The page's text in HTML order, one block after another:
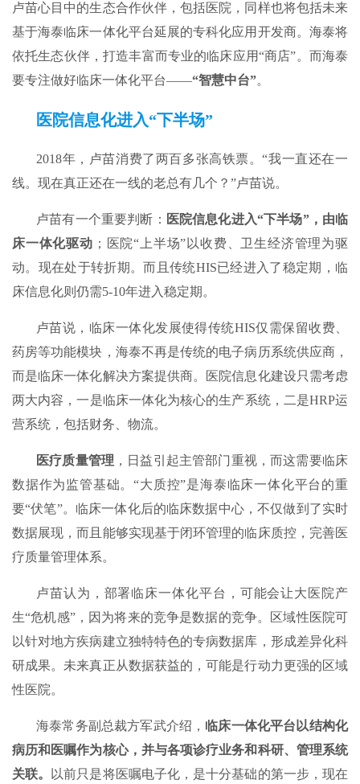
卢苗心目中的生态合作伙伴，包括医院，同样也将包括未来
基于海泰临床一体化平台延展的专科化应用开发商。海泰将
依托生态伙伴，打造丰富而专业的临床应用“商店”。而海泰
要专注做好临床一体化平台——“智慧中台”。
医院信息化进入“下半场”
2018年，卢苗消费了两百多张高铁票。“我一直还在一
线。现在真正还在一线的老总有几个？”卢苗说。
卢苗有一个重要判断： 医院信息化进入“下半场”，由临
床一体化驱动 ；医院“上半场”以收费、卫生经济管理为驱
动。现在处于转折期。而且传统HIS已经进入了稳定期，临
床信息化则仍需5-10年进入稳定期。
卢苗说，临床一体化发展使得传统HIS仅需保留收费、
药房等功能模块，海泰不再是传统的电子病历系统供应商，
而是临床一体化解决方案提供商。医院信息化建设只需考虑
两大内容，一是临床一体化为核心的生产系统，二是HRP运
营系统，包括财务、物流。
医疗质量管理 ，日益引起主管部门重视，而这需要临床
数据作为监管基础。“大质控”是海泰临床一体化平台的重
要“伏笔”。临床一体化后的临床数据中心，不仅做到了实时
数据展现，而且能够实现基于闭环管理的临床质控，完善医
疗质量管理体系。
卢苗认为，部署临床一体化平台，可能会让大医院产
生“危机感”，因为将来的竞争是数据的竞争。区域性医院可
以针对地方疾病建立独特特色的专病数据库，形成差异化科
研成果。未来真正从数据获益的，可能是行动力更强的区域
性医院。
海泰常务副总裁方军武介绍， 临床一体化平台以结构化
病历和医嘱作为核心，并与各项诊疗业务和科研、管理系统
关联。
以前只是将医嘱电子化，是十分基础的第一步，现在